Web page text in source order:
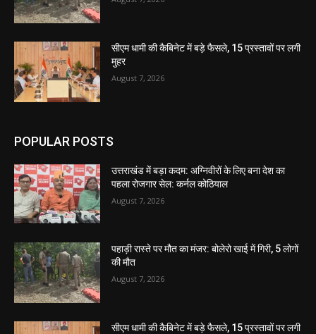
सीएम धामी की कैबिनेट में बड़े फैसले, 15 प्रस्तावों पर लगी
मुहर
August 7, 2026
POPULAR POSTS
उत्तराखंड में बड़ा कदम: अग्निवीरों के लिए बना देश का
पहला रोजगार सेल: कर्नल कोठियाल
August 7, 2026
पहाड़ी रास्ते पर मौत का मंजर: बोलेरो खाई में गिरी, 5 लोगों
की मौत
August 7, 2026
सीएम धामी की कैबिनेट में बड़े फैसले, 15 प्रस्तावों पर लगी